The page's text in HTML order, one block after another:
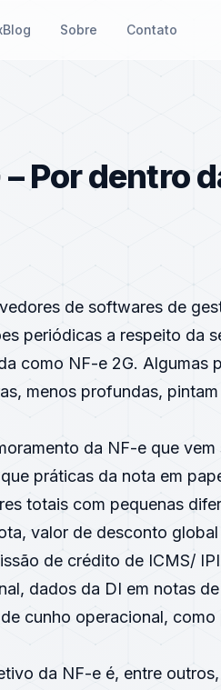
Sobre Contato
– Por dentro
de softwares de
periódicas a respeito da
como NF-e 2G. Algumas
menos profundas,
da NF-e que
práticas da nota em
totais com pequenas
valor de desconto
de crédito de ICMS/
dados da DI em notas
cunho operacional,
da NF-e é, entre